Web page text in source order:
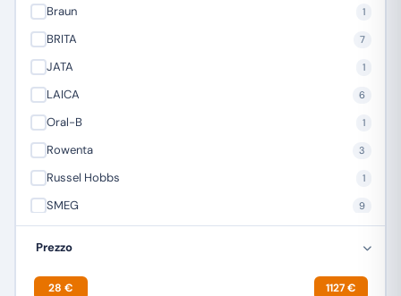
Braun 1
BRITA 7
JATA 1
LAICA 6
Oral-B 1
Rowenta 3
Russel Hobbs 1
SMEG 9
Prezzo
28 € 1127 €